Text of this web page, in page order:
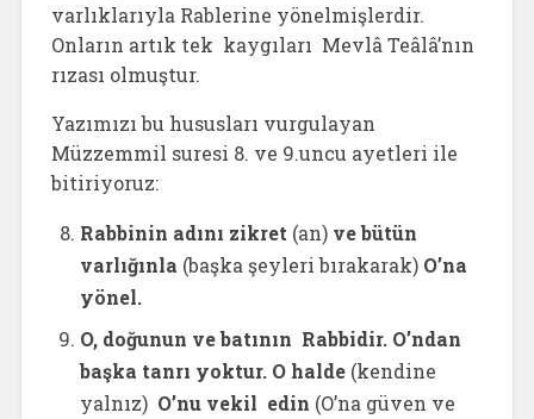
varlıklarıyla Rablerine yönelmişlerdir.
Onların artık tek kaygıları Mevlâ Teâlâ’nın
rızası olmuştur.
Yazımızı bu hususları vurgulayan
Müzzemmil suresi 8. ve 9.uncu ayetleri ile
bitiriyoruz:
Rabbinin adını zikret (an) ve bütün
varlığınla (başka şeyleri bırakarak) O’na
yönel.
O, doğunun ve batının Rabbidir. O’ndan
başka tanrı yoktur. O halde(kendine
yalnız) O’nu vekil edin (O’na güven ve